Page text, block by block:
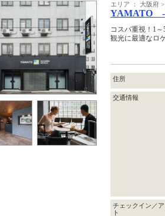
エリア ： 大阪府
YAMATO
コスパ重視！1
観光に最適なロ
住所
交通情報
チェックイン／
ト